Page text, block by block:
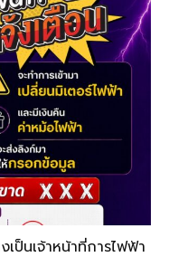
ป็นเจ้าหน้าที่การไฟฟ้า